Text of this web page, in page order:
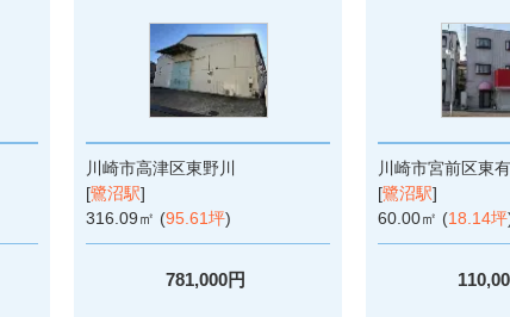
川崎市高津区東野川
[鷺沼駅]
316.09㎡ (95.61坪)
781,000円
川崎市宮前区東
[鷺沼駅]
60.00㎡ (18.14坪